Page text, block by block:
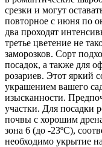
срезки и могут
повторное с июня по
два проходят
третье цветение не
заморозков. Сорт
посадок, а также для
розариев. Этот яркий
украшением вашего
изысканности.
участки. Для посадки
почвы с хорошим
зона 6 (до -23ºС),
необходимо укрытие